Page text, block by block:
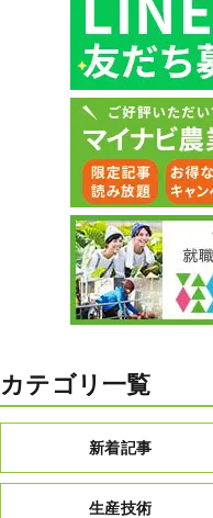
カテゴリ一覧
新着記事
生産技術